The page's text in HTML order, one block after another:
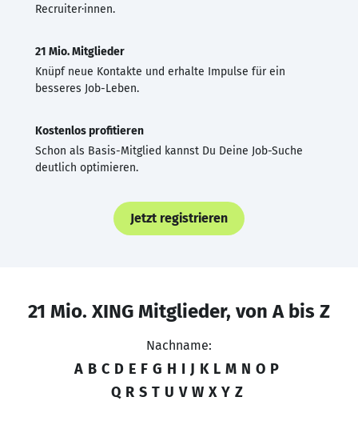
Recruiter·innen.
21 Mio. Mitglieder
Knüpf neue Kontakte und erhalte Impulse für ein
besseres Job-Leben.
Kostenlos profitieren
Schon als Basis-Mitglied kannst Du Deine Job-Suche
deutlich optimieren.
Jetzt registrieren
21 Mio. XING Mitglieder, von A bis Z
Nachname:
A B C D E F G H I J K L M N O P
Q R S T U V W X Y Z